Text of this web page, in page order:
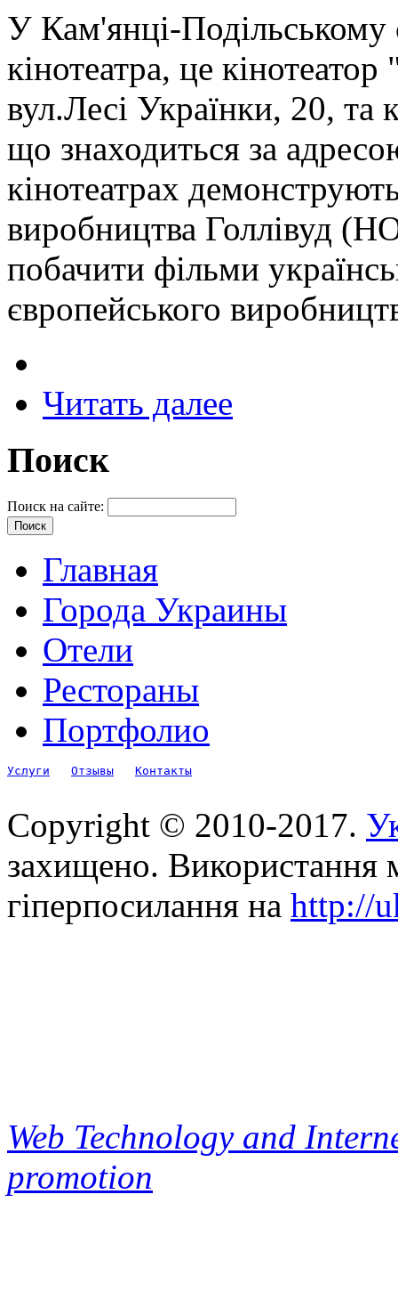
У Кам'янці-Подільському
кінотеатра, це
вул.Лесі Українки, 20, та
що знаходиться за
кінотеатрах
виробництва Голлівуд
побачити фільми
європейського
Читать далее
Поиск
Поиск на сайте:
Главная
Города Украины
Отели
Рестораны
Портфолио
Услуги Отзывы Контакты
Copyright © 2010-2017.
захищено. Використання
гіперпосилання на http://
Web Technology and
promotion